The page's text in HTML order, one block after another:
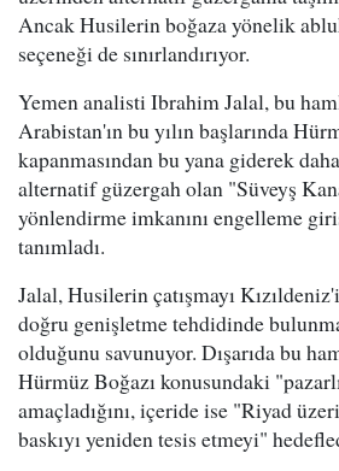
Ancak Husilerin boğaza yönelik
seçeneği de sınırlandırıyor.
Yemen analisti Ibrahim Jalal, bu
Arabistan'ın bu yılın başlarında
kapanmasından bu yana giderek
alternatif güzergah olan "Süveyş
yönlendirme imkanını engelleme
tanımladı.
Jalal, Husilerin çatışmayı
doğru genişletme tehdidinde
olduğunu savunuyor. Dışarıda bu
Hürmüz Boğazı konusundaki
amaçladığını, içeride ise "Riyad
baskıyı yeniden tesis etmeyi"